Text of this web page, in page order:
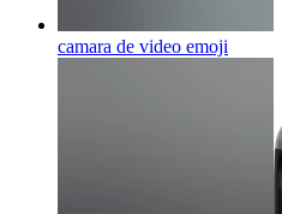
camara de video emoji